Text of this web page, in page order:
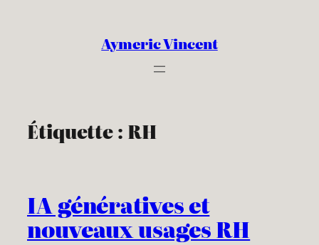
Aymeric Vincent
Étiquette : RH
IA génératives et
nouveaux usages RH